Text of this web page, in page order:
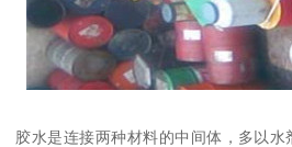
胶水是连接两种材料的中间体，多以